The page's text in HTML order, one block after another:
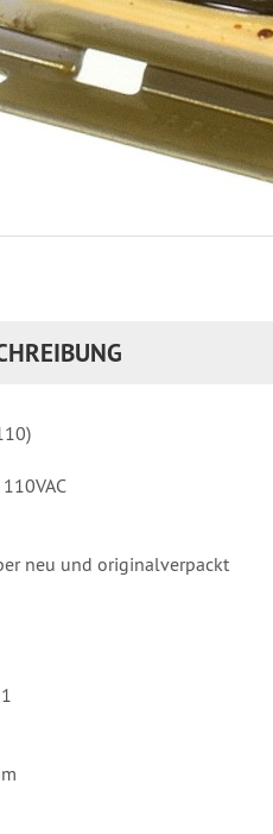
neu und originalverpackt